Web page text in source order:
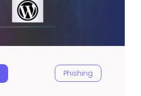
Phishing